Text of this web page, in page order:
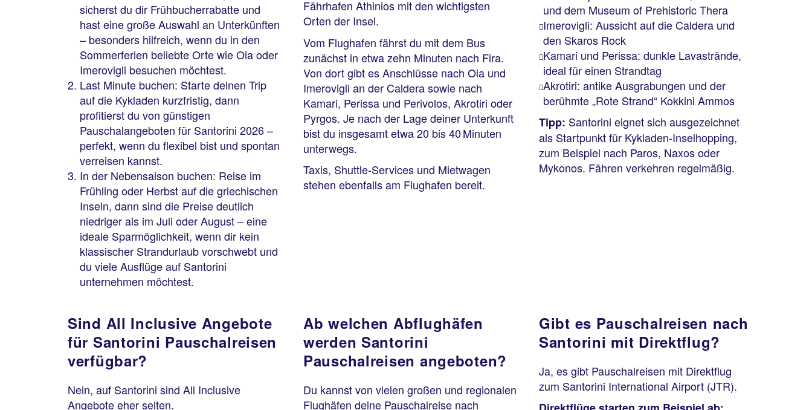
sicherst du dir Frühbucherrabatte und
hast eine große Auswahl an Unterkünften
– besonders hilfreich, wenn du in den
Sommerferien beliebte Orte wie Oia oder
Imerovigli besuchen möchtest.
Last Minute buchen: Starte deinen Trip
auf die Kykladen kurzfristig, dann
profitierst du von günstigen
Pauschalangeboten für Santorini 2026 –
perfekt, wenn du flexibel bist und spontan
verreisen kannst.
In der Nebensaison buchen: Reise im
Frühling oder Herbst auf die griechischen
Inseln, dann sind die Preise deutlich
niedriger als im Juli oder August – eine
ideale Sparmöglichkeit, wenn dir kein
klassischer Strandurlaub vorschwebt und
du viele Ausflüge auf Santorini
unternehmen möchtest.
Fährhafen Athinios mit den wichtigsten
Orten der Insel.
Vom Flughafen fährst du mit dem Bus
zunächst in etwa zehn Minuten nach Fira.
Von dort gibt es Anschlüsse nach Oia und
Imerovigli an der Caldera sowie nach
Kamari, Perissa und Perivolos, Akrotiri oder
Pyrgos. Je nach der Lage deiner Unterkunft
bist du insgesamt etwa 20 bis 40 Minuten
unterwegs.
Taxis, Shuttle-Services und Mietwagen
stehen ebenfalls am Flughafen bereit.
und dem Museum of Prehistoric Thera
Imerovigli: Aussicht auf die Caldera und
den Skaros Rock
Kamari und Perissa: dunkle Lavastrände,
ideal für einen Strandtag
Akrotiri: antike Ausgrabungen und der
berühmte „Rote Strand“ Kokkini Ammos
Tipp: Santorini eignet sich ausgezeichnet
als Startpunkt für Kykladen-Inselhopping,
zum Beispiel nach Paros, Naxos oder
Mykonos. Fähren verkehren regelmäßig.
Sind All Inclusive Angebote
für Santorini Pauschalreisen
verfügbar?
Nein, auf Santorini sind All Inclusive
Angebote eher selten.
Ab welchen Abflughäfen
werden Santorini
Pauschalreisen angeboten?
Du kannst von vielen großen und regionalen
Flughäfen deine Pauschalreise nach
Gibt es Pauschalreisen nach
Santorini mit Direktflug?
Ja, es gibt Pauschalreisen mit Direktflug
zum Santorini International Airport (JTR).